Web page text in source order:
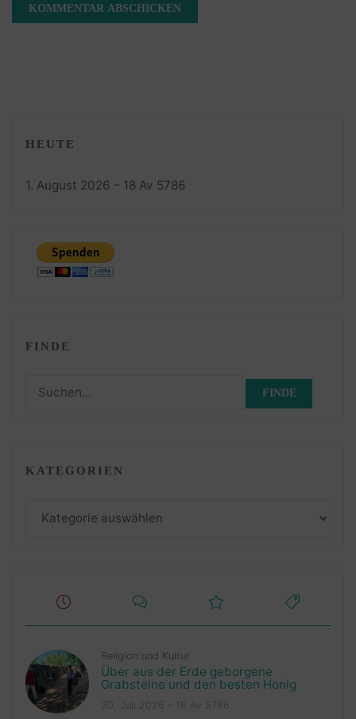
HEUTE
1. August 2026 – 18 Av 5786
FINDE
Suchen
KATEGORIEN
Religion und Kultur
Über aus der Erde geborgene
Grabsteine und den besten Honig